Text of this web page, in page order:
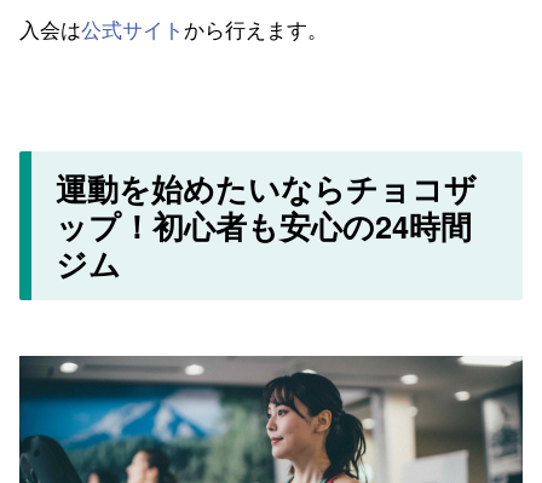
入会は公式サイト から行えます。
運動を始めたいならチョコザ
ップ！初心者も安心の24時間
ジム